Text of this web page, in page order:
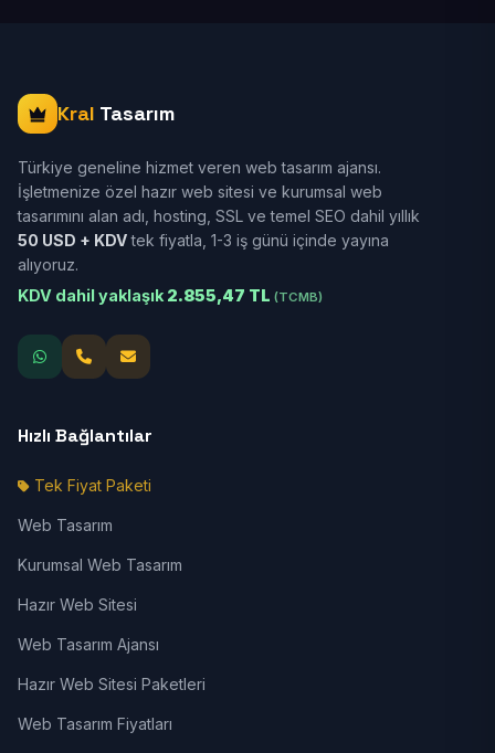
Kral Tasarım
Türkiye geneline hizmet veren web tasarım ajansı.
İşletmenize özel hazır web sitesi ve kurumsal web
tasarımını alan adı, hosting, SSL ve temel SEO dahil yıllık
50 USD + KDVtek fiyatla, 1-3 iş günü içinde yayına
alıyoruz.
KDV dahil yaklaşık 2.855,47 TL (TCMB)
Hızlı Bağlantılar
Tek Fiyat Paketi
Web Tasarım
Kurumsal Web Tasarım
Hazır Web Sitesi
Web Tasarım Ajansı
Hazır Web Sitesi Paketleri
Web Tasarım Fiyatları